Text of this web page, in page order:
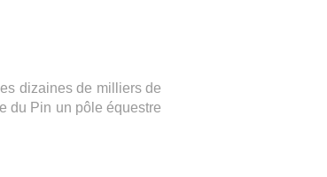
dizaines de milliers de
du Pin un pôle équestre